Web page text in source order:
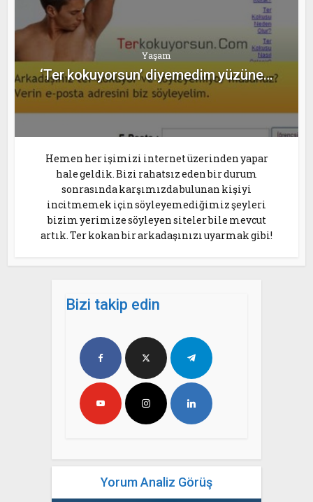
Yaşam
‘Ter kokuyorsun’ diyemedim yüzüne…
Hemen her işimizi internet üzerinden yapar
hale geldik. Bizi rahatsız eden bir durum
sonrasında karşımızda bulunan kişiyi
incitmemek için söyleyemediğimiz şeyleri
bizim yerimize söyleyen siteler bile mevcut
artık. Ter kokan bir arkadaşınızı uyarmak gibi!
Bizi takip edin
Yorum Analiz Görüş